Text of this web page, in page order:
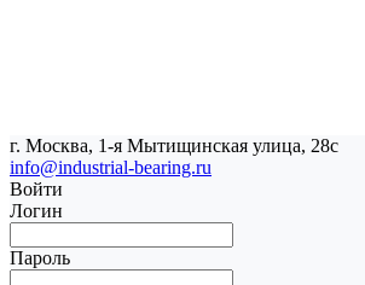
г. Москва, 1-я Мытищинская улица, 28с
info@industrial-bearing.ru
Войти
Логин
Пароль